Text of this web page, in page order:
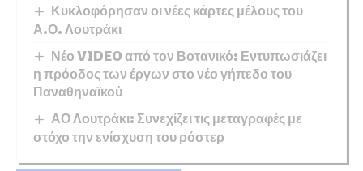
Κυκλοφόρησαν οι νέες κάρτες μέλους του
Α.Ο. Λουτράκι
Νέο VIDEO από τον Βοτανικό: Εντυπωσιάζει
η πρόοδος των έργων στο νέο γήπεδο του
Παναθηναϊκού
ΑΟ Λουτράκι: Συνεχίζει τις μεταγραφές με
στόχο την ενίσχυση του ρόστερ